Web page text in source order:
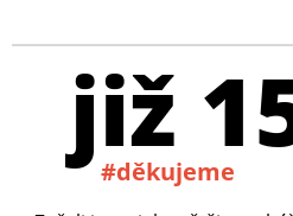
již
#děkujeme